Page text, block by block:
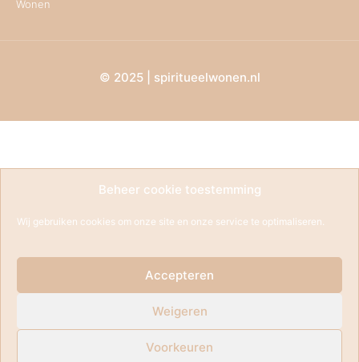
Beheer cookie toestemming
Wij gebruiken cookies om onze site en onze service te optimaliseren.
Accepteren
Weigeren
Voorkeuren
Wonen
© 2025 | spiritueelwonen.nl